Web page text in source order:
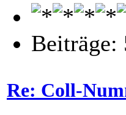
Beiträge:
Re: Coll-